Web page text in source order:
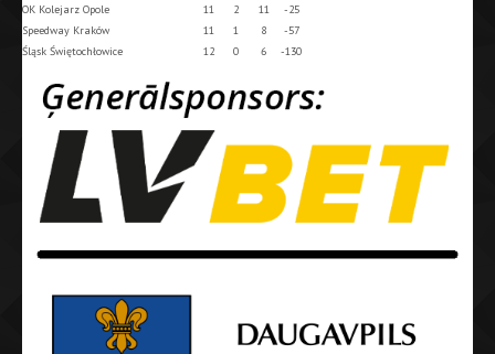
OK Kolejarz Opole
11 2 11
-25
Speedway Kraków
11 1 8
-57
Śląsk Świętochłowice
12 0 6 -130